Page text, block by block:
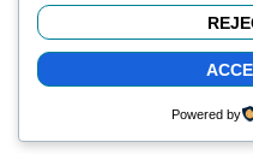
Powered by